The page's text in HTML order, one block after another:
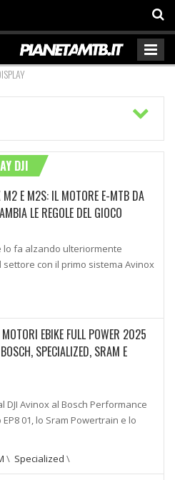
DJI
M2 E M2S: IL MOTORE E-MTB DA
LE REGOLE DEL GIOCO
lo fa alzando ulteriormente
settore con il primo sistema Avinox
EBIKE FULL POWER 2025
SPECIALIZED, SRAM E
Avinox al Bosch Performance
01, lo Sram Powertrain e lo
\ Specialized \